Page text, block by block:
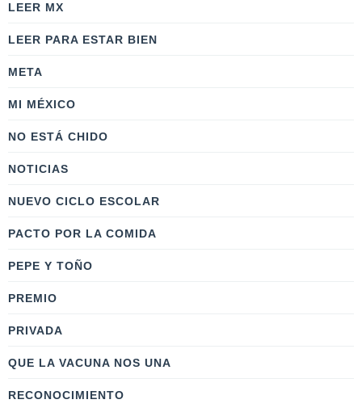
LEER MX
LEER PARA ESTAR BIEN
META
MI MÉXICO
NO ESTÁ CHIDO
NOTICIAS
NUEVO CICLO ESCOLAR
PACTO POR LA COMIDA
PEPE Y TOÑO
PREMIO
PRIVADA
QUE LA VACUNA NOS UNA
RECONOCIMIENTO